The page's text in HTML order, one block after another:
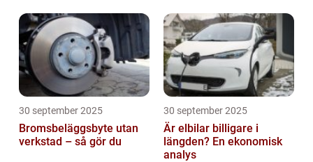
30 september 2025
Bromsbeläggsbyte utan
verkstad – så gör du
30 september 2025
Är elbilar billigare i
längden? En ekonomisk
analys